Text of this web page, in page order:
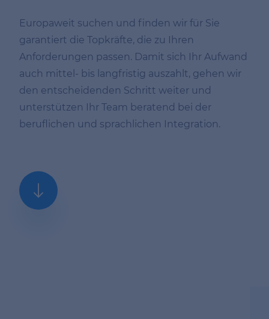
Europaweit suchen und finden wir für Sie
garantiert die Topkräfte, die zu Ihren
Anforderungen passen. Damit sich Ihr Aufwand
auch mittel- bis langfristig auszahlt, gehen wir
den entscheidenden Schritt weiter und
unterstützen Ihr Team beratend bei der
beruflichen und sprachlichen Integration.